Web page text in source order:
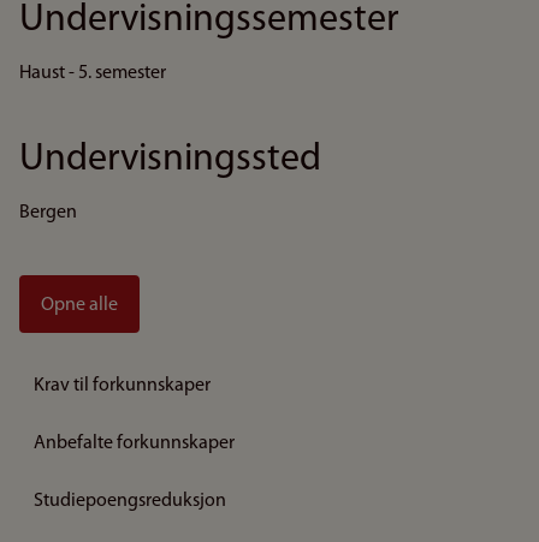
Undervisningssemester
Haust - 5. semester
Undervisningssted
Bergen
Opne alle
Krav til forkunnskaper
Anbefalte forkunnskaper
Studiepoengsreduksjon